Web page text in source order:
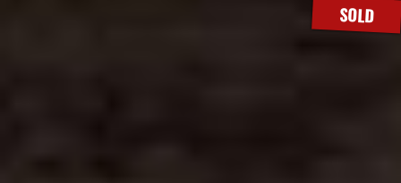
SOLD